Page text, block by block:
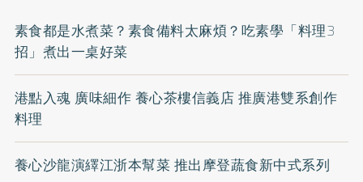
素食都是水煮菜？素食備料太麻煩？吃素學「料理3
招」煮出一桌好菜
港點入魂 廣味細作 養心茶樓信義店 推廣港雙系創作
料理
養心沙龍演繹江浙本幫菜 推出摩登蔬食新中式系列